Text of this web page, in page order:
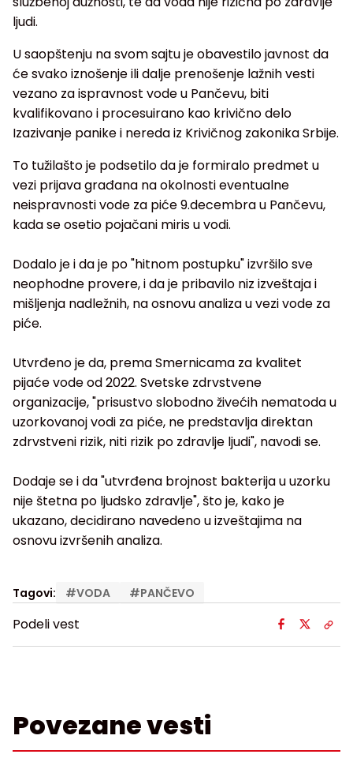
ljudi.
U saopštenju na svom sajtu je obavestilo javnost da
će svako iznošenje ili dalje prenošenje lažnih vesti
vezano za ispravnost vode u Pančevu, biti
kvalifikovano i procesuirano kao krivično delo
Izazivanje panike i nereda iz Krivičnog zakonika Srbije.
To tužilašto je podsetilo da je formiralo predmet u
vezi prijava građana na okolnosti eventualne
neispravnosti vode za piće 9.decembra u Pančevu,
kada se osetio pojačani miris u vodi.
Dodalo je i da je po "hitnom postupku" izvršilo sve
neophodne provere, i da je pribavilo niz izveštaja i
mišljenja nadležnih, na osnovu analiza u vezi vode za
piće.
Utvrđeno je da, prema Smernicama za kvalitet
pijaće vode od 2022. Svetske zdrvstvene
organizacije, "prisustvo slobodno živećih nematoda u
uzorkovanoj vodi za piće, ne predstavlja direktan
zdrvstveni rizik, niti rizik po zdravlje ljudi", navodi se.
Dodaje se i da "utvrđena brojnost bakterija u uzorku
nije štetna po ljudsko zdravlje", što je, kako je
ukazano, decidirano navedeno u izveštajima na
osnovu izvršenih analiza.
Tagovi: #VODA #PANČEVO
Podeli vest
Povezane vesti